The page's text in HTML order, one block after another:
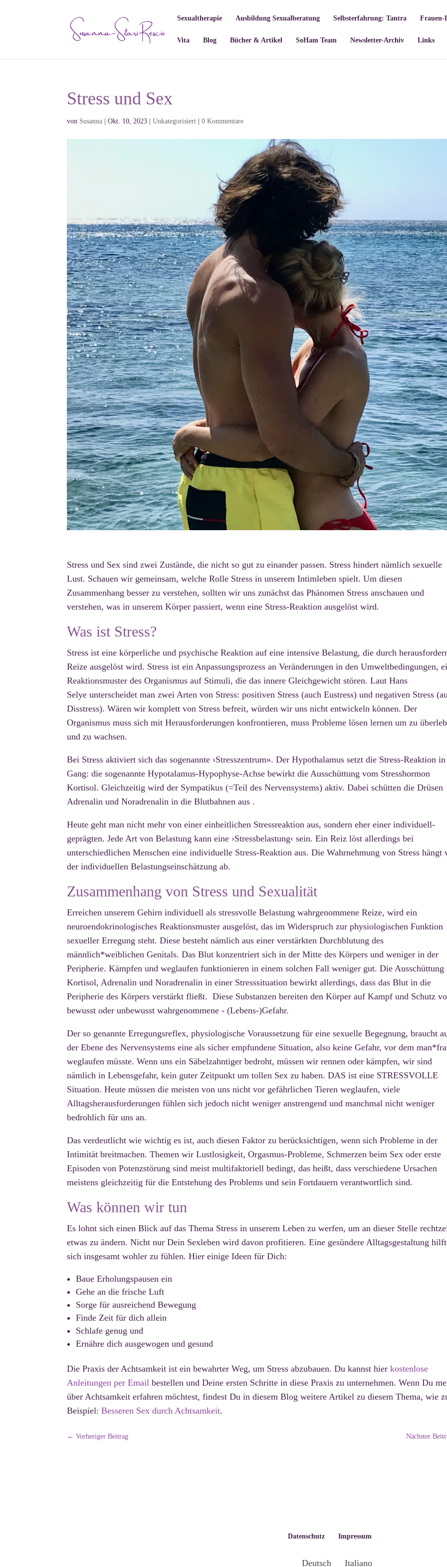
Sexualtherapie Ausbildung Sexualberatung Selbsterfahrung: Tantra Frauen-
Vita Blog Bücher & Artikel SoHam Team Newsletter-Archiv Links
Stress und Sex
von Susanna |Okt. 10, 2023 |Unkategorisiert |0 Kommentare
Stress und Sex sind zwei Zustände, die nicht so gut zu einander passen. Stress hindert nämlich sexuelle
Lust. Schauen wir gemeinsam, welche Rolle Stress in unserem Intimleben spielt. Um diesen
Zusammenhang besser zu verstehen, sollten wir uns zunächst das Phänomen Stress anschauen und
verstehen, was in unserem Körper passiert, wenn eine Stress-Reaktion ausgelöst wird.
Was ist Stress?
Stress ist eine körperliche und psychische Reaktion auf eine intensive Belastung, die durch
Reize ausgelöst wird. Stress ist ein Anpassungsprozess an Veränderungen in den Umweltbedingungen,
Reaktionsmuster des Organismus auf Stimuli, die das innere Gleichgewicht stören. Laut Hans
Selye unterscheidet man zwei Arten von Stress: positiven Stress (auch Eustress) und negativen Stress
Disstress). Wären wir komplett von Stress befreit, würden wir uns nicht entwickeln können. Der
Organismus muss sich mit Herausforderungen konfrontieren, muss Probleme lösen lernen um zu
und zu wachsen.
Bei Stress aktiviert sich das sogenannte ›Stresszentrum». Der Hypothalamus setzt die Stress-Reaktion in
Gang: die sogenannte Hypotalamus-Hypophyse-Achse bewirkt die Ausschüttung vom Stresshormon
Kortisol. Gleichzeitig wird der Sympatikus (=Teil des Nervensystems) aktiv. Dabei schütten die Drüsen
Adrenalin und Noradrenalin in die Blutbahnen aus .
Heute geht man nicht mehr von einer einheitlichen Stressreaktion aus, sondern eher einer individuell-
geprägten. Jede Art von Belastung kann eine ›Stressbelastung‹ sein. Ein Reiz löst allerdings bei
unterschiedlichen Menschen eine individuelle Stress-Reaktion aus. Die Wahrnehmung von Stress hängt
der individuellen Belastungseinschätzung ab.
Zusammenhang von Stress und Sexualität
Erreichen unserem Gehirn individuell als stressvolle Belastung wahrgenommene Reize, wird ein
neuroendokrinologisches Reaktionsmuster ausgelöst, das im Widerspruch zur physiologischen Funktion
sexueller Erregung steht. Diese besteht nämlich aus einer verstärkten Durchblutung des
männlich*weiblichen Genitals. Das Blut konzentriert sich in der Mitte des Körpers und weniger in der
Peripherie. Kämpfen und weglaufen funktionieren in einem solchen Fall weniger gut. Die Ausschüttung
Kortisol, Adrenalin und Noradrenalin in einer Stresssituation bewirkt allerdings, dass das Blut in die
Peripherie des Körpers verstärkt fließt. Diese Substanzen bereiten den Körper auf Kampf und Schutz
bewusst oder unbewusst wahrgenommene - (Lebens-)Gefahr.
Der so genannte Erregungsreflex, physiologische Voraussetzung für eine sexuelle Begegnung, braucht
der Ebene des Nervensystems eine als sicher empfundene Situation, also keine Gefahr, vor dem
weglaufen müsste. Wenn uns ein Säbelzahntiger bedroht, müssen wir rennen oder kämpfen, wir sind
nämlich in Lebensgefahr, kein guter Zeitpunkt um tollen Sex zu haben. DAS ist eine STRESSVOLLE
Situation. Heute müssen die meisten von uns nicht vor gefährlichen Tieren weglaufen, viele
Alltagsherausforderungen fühlen sich jedoch nicht weniger anstrengend und manchmal nicht weniger
bedrohlich für uns an.
Das verdeutlicht wie wichtig es ist, auch diesen Faktor zu berücksichtigen, wenn sich Probleme in der
Intimität breitmachen. Themen wir Lustlosigkeit, Orgasmus-Probleme, Schmerzen beim Sex oder erste
Episoden von Potenzstörung sind meist multifaktoriell bedingt, das heißt, dass verschiedene Ursachen
meistens gleichzeitig für die Entstehung des Problems und sein Fortdauern verantwortlich sind.
Was können wir tun
Es lohnt sich einen Blick auf das Thema Stress in unserem Leben zu werfen, um an dieser Stelle
etwas zu ändern. Nicht nur Dein Sexleben wird davon profitieren. Eine gesündere Alltagsgestaltung
sich insgesamt wohler zu fühlen. Hier einige Ideen für Dich:
Baue Erholungspausen ein
Gehe an die frische Luft
Sorge für ausreichend Bewegung
Finde Zeit für dich allein
Schlafe genug und
Ernähre dich ausgewogen und gesund
Die Praxis der Achtsamkeit ist ein bewahrter Weg, um Stress abzubauen. Du kannst hierkostenlose
Anleitungen per Email bestellen und Deine ersten Schritte in diese Praxis zu unternehmen. Wenn Du
über Achtsamkeit erfahren möchtest, findest Du in diesem Blog weitere Artikel zu diesem Thema, wie
Beispiel:Besseren Sex durch Achtsamkeit.
←Vorheriger Beitrag Nächster
Datenschutz Impressum
Deutsch Italiano